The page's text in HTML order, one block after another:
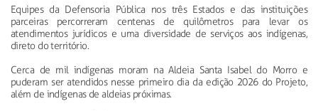
Equipes da Defensoria Pública nos três Estados e das instituições
parceiras percorreram centenas de quilômetros para levar os
atendimentos jurídicos e uma diversidade de serviços aos indígenas,
direto do território.
Cerca de mil indígenas moram na Aldeia Santa Isabel do Morro e
puderam ser atendidos nesse primeiro dia da edição 2026 do Projeto,
além de indígenas de aldeias próximas.